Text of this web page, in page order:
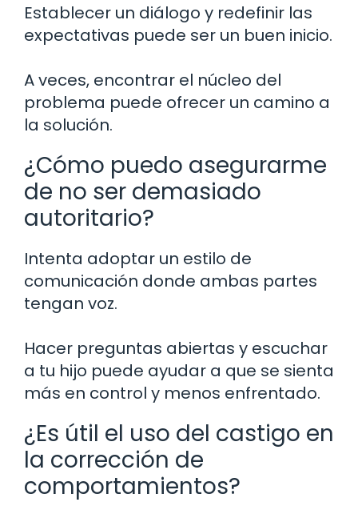
Establecer un diálogo y redefinir las
expectativas puede ser un buen inicio.
A veces, encontrar el núcleo del
problema puede ofrecer un camino a
la solución.
¿Cómo puedo asegurarme
de no ser demasiado
autoritario?
Intenta adoptar un estilo de
comunicación donde ambas partes
tengan voz.
Hacer preguntas abiertas y escuchar
a tu hijo puede ayudar a que se sienta
más en control y menos enfrentado.
¿Es útil el uso del castigo en
la corrección de
comportamientos?